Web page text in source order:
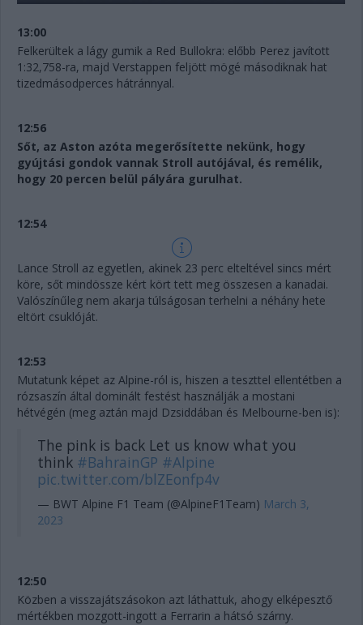
13:00
Felkerültek a lágy gumik a Red Bullokra: előbb Perez javított
1:32,758-ra, majd Verstappen feljött mögé másodiknak hat
tizedmásodperces hátránnyal.
12:56
Sőt, az Aston azóta megerősítette nekünk, hogy
gyújtási gondok vannak Stroll autójával, és remélik,
hogy 20 percen belül pályára gurulhat.
12:54
Lance Stroll az egyetlen, akinek 23 perc elteltével sincs mért
köre, sőt mindössze kért kört tett meg összesen a kanadai.
Valószínűleg nem akarja túlságosan terhelni a néhány hete
eltört csuklóját.
12:53
Mutatunk képet az Alpine-ról is, hiszen a teszttel ellentétben a
rózsaszín által dominált festést használják a mostani
hétvégén (meg aztán majd Dzsiddában és Melbourne-ben is):
The pink is back Let us know what you
think #BahrainGP #Alpine
pic.twitter.com/blZEonfp4v
— BWT Alpine F1 Team (@AlpineF1Team) March 3,
2023
12:50
Közben a visszajátszásokon azt láthattuk, ahogy elképesztő
mértékben mozgott-ingott a Ferrarin a hátsó szárny.